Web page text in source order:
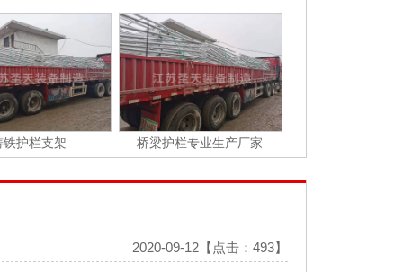
铁护栏支架 桥梁护栏专业生产厂家
2020-09-12【点击：493】